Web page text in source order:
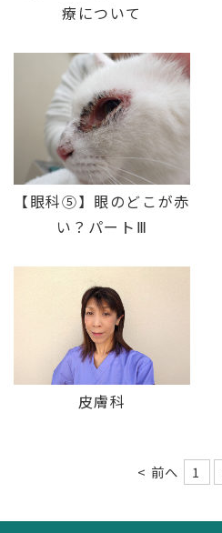
療について
【眼科⑤】眼のどこが赤
い？パートⅢ
皮膚科
< 前へ 1